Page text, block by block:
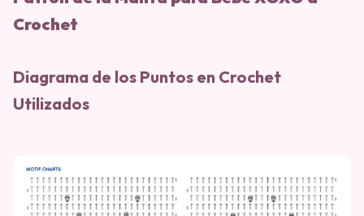
Crochet
Diagrama de los Puntos en Crochet
Utilizados